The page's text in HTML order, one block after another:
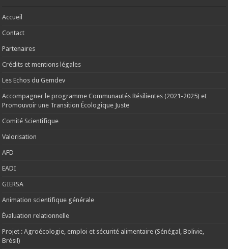
Accueil
Contact
Partenaires
Crédits et mentions légales
Les Echos du Gemdev
Accompagner le programme Communautés Résilientes (2021-2025) et
Promouvoir une Transition Écologique Juste
Comité Scientifique
Valorisation
AFD
EADI
GIERSA
Animation scientifique générale
Évaluation relationnelle
Projet : Agroécologie, emploi et sécurité alimentaire (Sénégal, Bolivie,
Brésil)